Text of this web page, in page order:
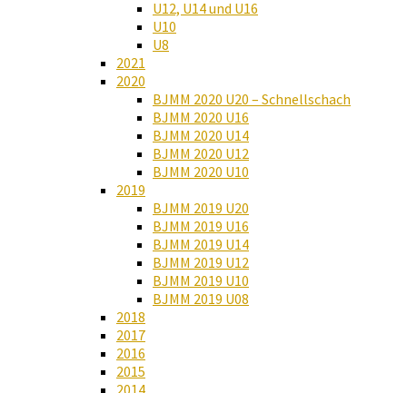
U12, U14 und U16
U10
U8
2021
2020
BJMM 2020 U20 – Schnellschach
BJMM 2020 U16
BJMM 2020 U14
BJMM 2020 U12
BJMM 2020 U10
2019
BJMM 2019 U20
BJMM 2019 U16
BJMM 2019 U14
BJMM 2019 U12
BJMM 2019 U10
BJMM 2019 U08
2018
2017
2016
2015
2014